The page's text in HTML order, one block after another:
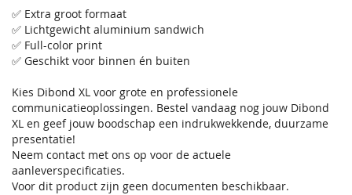
✅ Extra groot formaat
✅ Lichtgewicht aluminium sandwich
✅ Full-color print
✅ Geschikt voor binnen én buiten
Kies Dibond XL voor grote en professionele
communicatieoplossingen. Bestel vandaag nog jouw Dibond
XL en geef jouw boodschap een indrukwekkende, duurzame
presentatie!
Neem contact met ons op voor de actuele
aanleverspecificaties.
Voor dit product zijn geen documenten beschikbaar.